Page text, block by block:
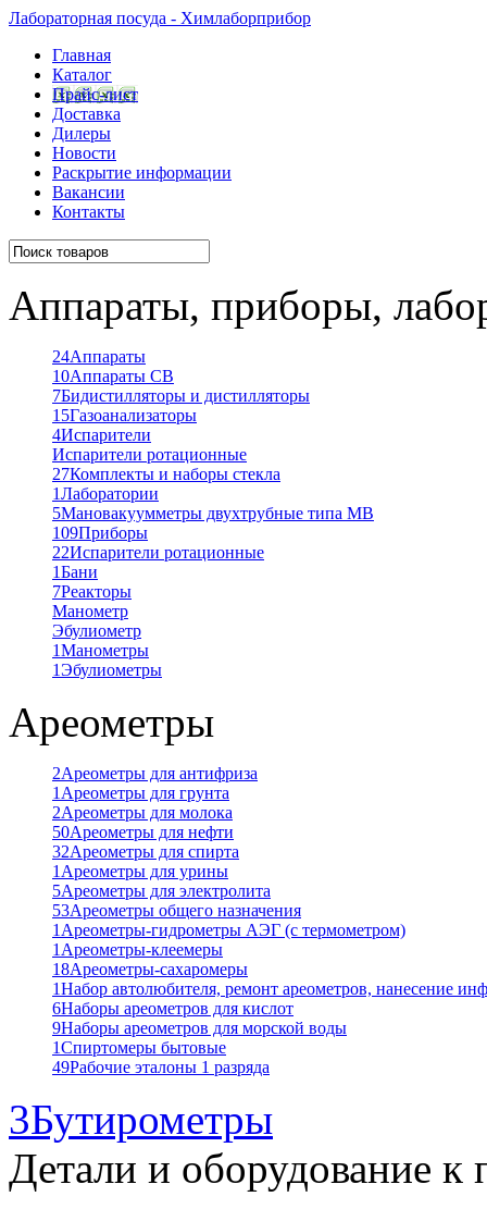
Лабораторная посуда - Химлаборприбор
Главная
Каталог
Прайс-лист
Доставка
Дилеры
Новости
Раскрытие информации
Вакансии
Контакты
Аппараты, приборы,
24Аппараты
10Аппараты СВ
7Бидистилляторы и дистилляторы
15Газоанализаторы
4Испарители
Испарители ротационные
27Комплекты и наборы стекла
1Лаборатории
5Мановакуумметры двухтрубные типа МВ
109Приборы
22Испарители ротационные
1Бани
7Реакторы
Манометр
Эбулиометр
1Манометры
1Эбулиометры
Ареометры
2Ареометры для антифриза
1 Ареометры для грунта
2Ареометры для молока
50Ареометры для нефти
32Ареометры для спирта
1 Ареометры для урины
5Ареометры для электролита
53Ареометры общего назначения
1 Ареометры-гидрометры АЭГ (с термометром)
1 Ареометры-клеемеры
18Ареометры-сахаромеры
1Набор автолюбителя, ремонт ареометров, нанесение
6Наборы ареометров для кислот
9Наборы ареометров для морской воды
1Спиртомеры бытовые
49Рабочие эталоны 1 разряда
3Бутирометры
Детали и оборудование к